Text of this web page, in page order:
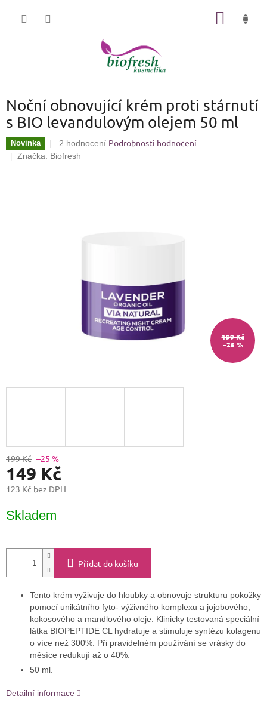
Noční obnovující krém proti stárnutí
s BIO levandulovým olejem 50 ml
Novinka
Průměrné
hodnocení
2 hodnocení Podrobnosti hodnocení
Značka: Biofresh
199 Kč
–25 %
199 Kč –25 %
149 Kč
123 Kč bez DPH
cena:
Skladem
Přidat do košíku
Tento krém vyživuje do hloubky a obnovuje strukturu pokožky
pomocí unikátního fyto- výživného komplexu a jojobového,
kokosového a mandlového oleje. Klinicky testovaná speciální
látka BIOPEPTIDE CL hydratuje a stimuluje syntézu kolagenu
o více než 300%. Při pravidelném používání se vrásky do
měsíce redukují až o 40%.
50 ml.
Detailní informace